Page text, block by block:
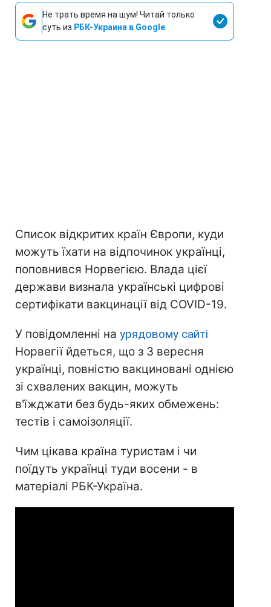
Не трать время на шум! Читай только
суть из РБК-Украина в Google
Список відкритих країн Європи, куди
можуть їхати на відпочинок українці,
поповнився Норвегією. Влада цієї
держави визнала українські цифрові
сертифікати вакцинації від COVID-19.
У повідомленні на урядовому сайті
Норвегії йдеться, що з 3 вересня
українці, повністю вакциновані однією
зі схвалених вакцин, можуть
в'їжджати без будь-яких обмежень:
тестів і самоізоляції.
Чим цікава країна туристам і чи
поїдуть українці туди восени - в
матеріалі РБК-Україна.